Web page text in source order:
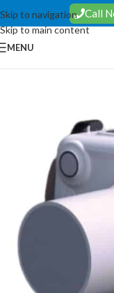
Skip to navigation
Skip to main content
Call
MENU